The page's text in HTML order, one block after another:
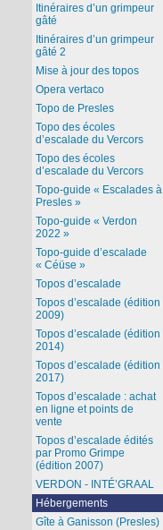
Itinéraires d’un grimpeur
gâté
Itinéraires d’un grimpeur
gâté 2
Mise à jour des topos
Opera vertaco
Topo de Presles
Topo des écoles
d’escalade du Vercors
Topo des écoles
d’escalade du Vercors
Topo-guide « Escalades à
Presles »
Topo-guide « Verdon
2022 »
Topo-guide d’escalade
« Céüse »
Topos d’escalade
Topos d’escalade (édition
2009)
Topos d’escalade (édition
2014)
Topos d’escalade (édition
2017)
Topos d’escalade : achat
en ligne et points de
vente
Topos d’escalade édités
par Promo Grimpe
(édition 2007)
VERDON - INTÉ’GRAAL
Hébergements
Gîte à Ganisson (Presles)